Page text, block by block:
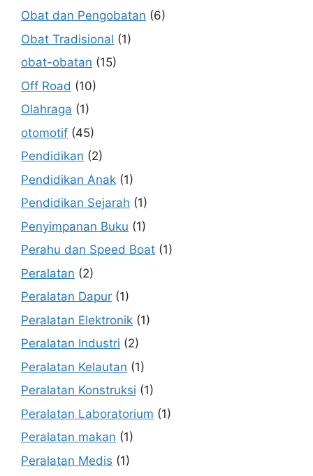
Obat dan Pengobatan (6)
Obat Tradisional (1)
obat-obatan (15)
Off Road (10)
Olahraga (1)
otomotif (45)
Pendidikan (2)
Pendidikan Anak (1)
Pendidikan Sejarah (1)
Penyimpanan Buku (1)
Perahu dan Speed Boat (1)
Peralatan (2)
Peralatan Dapur (1)
Peralatan Elektronik (1)
Peralatan Industri (2)
Peralatan Kelautan (1)
Peralatan Konstruksi (1)
Peralatan Laboratorium (1)
Peralatan makan (1)
Peralatan Medis (1)